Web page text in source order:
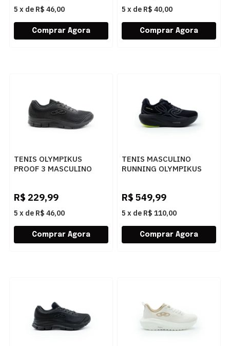
5 x de R$ 46,00 5 x de R$ 40,00
TENIS OLYMPIKUS
PROOF 3 MASCULINO
R$ 229,99
5 x de R$ 46,00
TENIS MASCULINO
RUNNING OLYMPIKUS
R$ 549,99
5 x de R$ 110,00